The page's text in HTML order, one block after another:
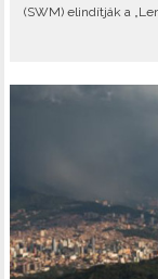
(SWM) elindítják a